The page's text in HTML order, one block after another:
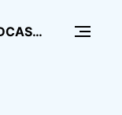
NEUES LERNEN - DER PODCAST FÜR CORPORATE LEARNING